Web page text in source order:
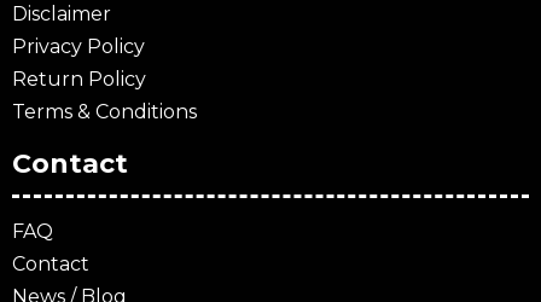
Disclaimer
Privacy Policy
Return Policy
Terms & Conditions
Contact
FAQ
Contact
News / Blog